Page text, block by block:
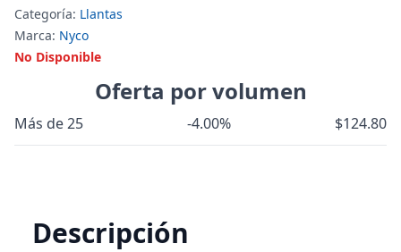
Categoría: Llantas
Marca: Nyco
No Disponible
Oferta por volumen
Más de 25 -4.00% $124.80
Descripción